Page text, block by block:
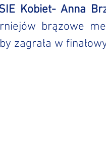
Kobiet- Anna
brązowe
zagrała w